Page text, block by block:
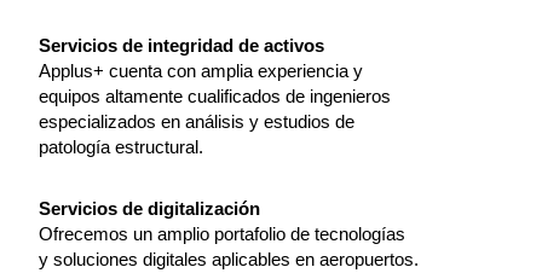
Servicios de integridad de activos
Applus+ cuenta con amplia experiencia y
equipos altamente cualificados de ingenieros
especializados en análisis y estudios de
patología estructural.
Servicios de digitalización
Ofrecemos un amplio portafolio de tecnologías
y soluciones digitales aplicables en aeropuertos.